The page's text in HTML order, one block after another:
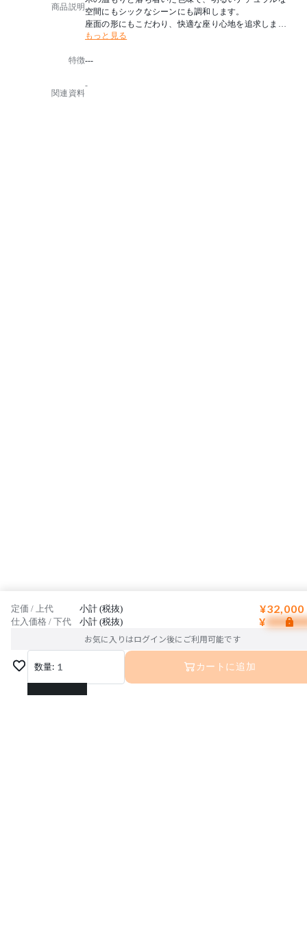
商品説明 空間にもシックなシーンにも調和します。
座面の形にもこだわり、快適な座り心地を追求しまし
た。
もっと見る
特徴---
関連資料
-
定価 / 上代 小計 (税抜) ¥32,000
仕入価格 / 下代 小計 (税抜) ¥
お気に入りはログイン後にご利用可能です
数量: 1
1
カートに追加